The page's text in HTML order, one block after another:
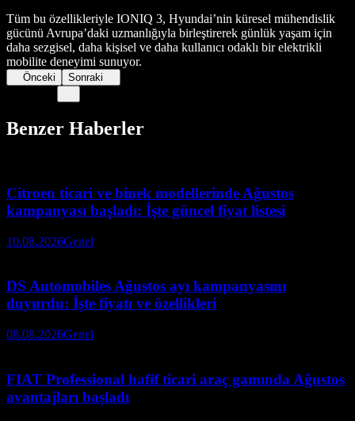
Tüm bu özellikleriyle IONIQ 3, Hyundai’nin küresel mühendislik
gücünü Avrupa’daki uzmanlığıyla birleştirerek günlük yaşam için
daha sezgisel, daha kişisel ve daha kullanıcı odaklı bir elektrikli
mobilite deneyimi sunuyor.
Önceki Sonraki
Benzer Haberler
Citroen ticari ve binek modellerinde Ağustos
kampanyası başladı: İşte güncel fiyat listesi
10.08.2026Genel
DS Automobiles Ağustos ayı kampanyasını
duyurdu: İşte fiyatı ve özellikleri
08.08.2026Genel
FIAT Professional hafif ticari araç gamında Ağustos
avantajları başladı